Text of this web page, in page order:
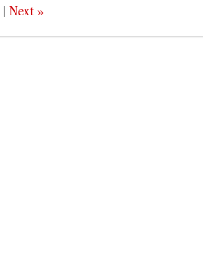
|Next »